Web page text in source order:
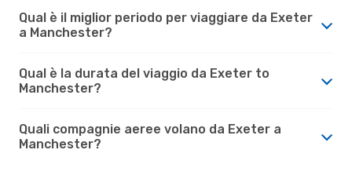
Qual è il miglior periodo per viaggiare da Exeter
a Manchester?
Qual è la durata del viaggio da Exeter to
Manchester?
Quali compagnie aeree volano da Exeter a
Manchester?